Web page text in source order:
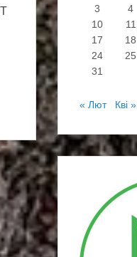
3
4
10
11
17
18
24
25
31
« Лют Кві »